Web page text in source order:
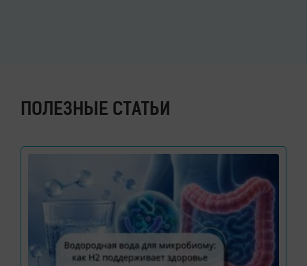
ПОЛЕЗНЫЕ СТАТЬИ